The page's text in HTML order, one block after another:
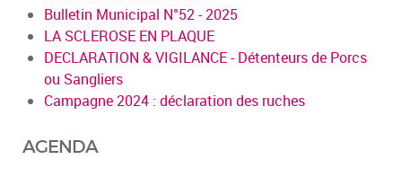
Bulletin Municipal N°52 - 2025
LA SCLEROSE EN PLAQUE
DECLARATION & VIGILANCE - Détenteurs de Porcs
ou Sangliers
Campagne 2024 : déclaration des ruches
AGENDA